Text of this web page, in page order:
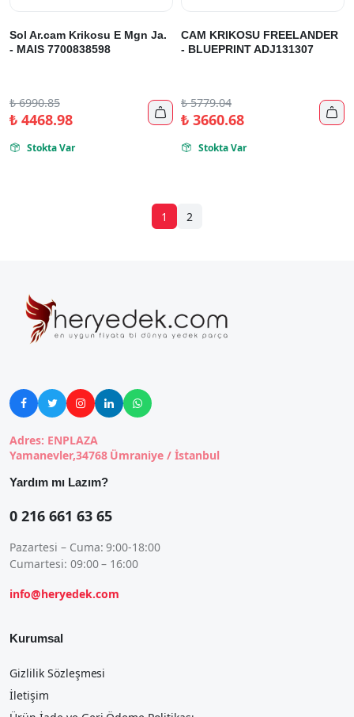
Sol Ar.cam Krikosu E Mgn Ja.
- MAIS 7700838598
₺6990.85
₺4468.98 
 Stokta Var
CAM KRIKOSU FREELANDER
- BLUEPRINT ADJ131307
₺5779.04
₺3660.68 
 Stokta Var
1 2
    
Adres: ENPLAZA
Yamanevler,34768 Ümraniye / İstanbul
Yardım mı Lazım?
0 216 661 63 65
Pazartesi – Cuma: 9:00-18:00
Cumartesi: 09:00 – 16:00
info@heryedek.com
Kurumsal
Gizlilik Sözleşmesi
İletişim